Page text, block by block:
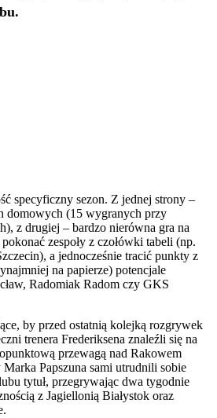
specyficzny sezon. Z jednej strony –
domowych (15 wygranych przy
z drugiej – bardzo nierówna gra na
zespoły z czołówki tabeli (np.
a jednocześnie tracić punkty z
na papierze) potencjale
Radomiak Radom czy GKS
by przed ostatnią kolejką rozgrywek
trenera Frederiksena znaleźli się na
przewagą nad Rakowem
Papszuna sami utrudnili sobie
tytuł, przegrywając dwa tygodnie
z Jagiellonią Białystok oraz